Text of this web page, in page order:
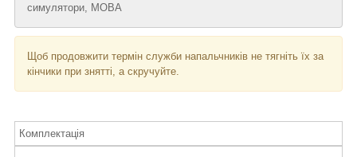
симулятори, MOBA
Щоб продовжити термін служби напальчників не тягніть їх за
кінчики при знятті, а скручуйте.
Комплектація